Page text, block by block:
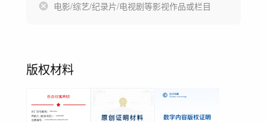
电影/综艺/纪录片/电视剧等影视作品或栏目
版权材料